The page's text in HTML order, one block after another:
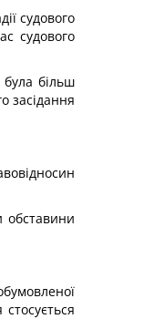
судового
судового
більш
засідання
обставини